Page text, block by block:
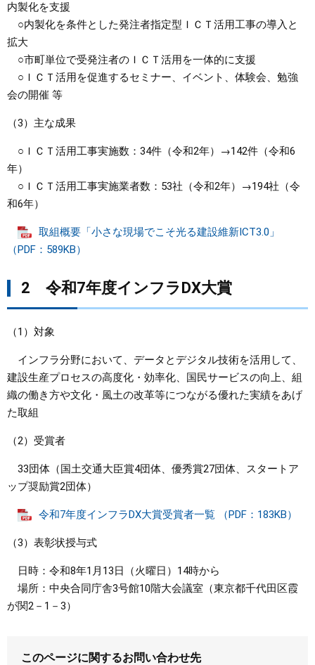
内製化を支援
○内製化を条件とした発注者指定型ＩＣＴ活用工事の導入と
拡大
○市町単位で受発注者のＩＣＴ活用を一体的に支援
○ＩＣＴ活用を促進するセミナー、イベント、体験会、勉強
会の開催 等
（3）主な成果
○ＩＣＴ活用工事実施数：34件（令和2年）→142件（令和6
年）
○ＩＣＴ活用工事実施業者数：53社（令和2年）→194社（令
和6年）
取組概要「小さな現場でこそ光る建設維新ICT3.0」
（PDF：589KB）
2 令和7年度インフラDX大賞
（1）対象
インフラ分野において、データとデジタル技術を活用して、
建設生産プロセスの高度化・効率化、国民サービスの向上、組
織の働き方や文化・風土の改革等につながる優れた実績をあげ
た取組
（2）受賞者
33団体（国土交通大臣賞4団体、優秀賞27団体、スタートア
ップ奨励賞2団体）
令和7年度インフラDX大賞受賞者一覧 （PDF：183KB）
（3）表彰状授与式
日時：令和8年1月13日（火曜日）14時から
場所：中央合同庁舎3号館10階大会議室（東京都千代田区霞
が関2－1－3）
このページに関するお問い合わせ先